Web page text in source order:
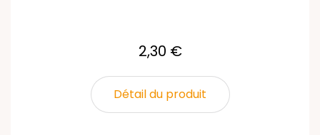
2,30 €
Détail du produit